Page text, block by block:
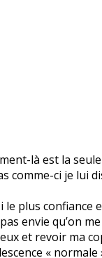
là est la
comme-ci je lui
plus
envie qu’on
et revoir ma
«